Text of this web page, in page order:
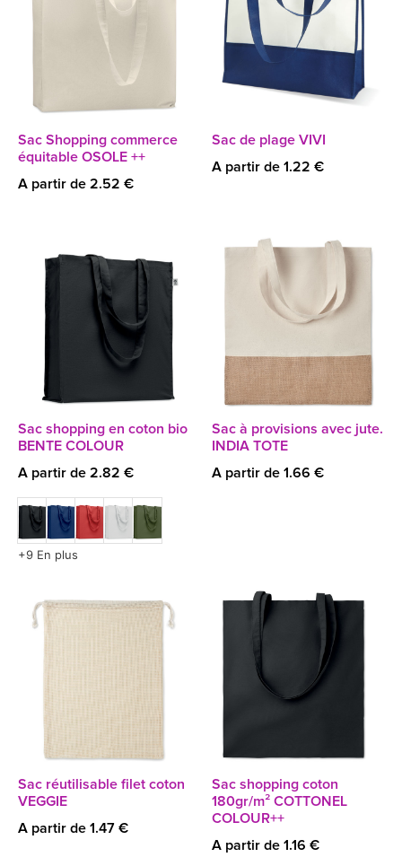
Sac Shopping commerce
équitable OSOLE ++
A partir de 2.52 €
Sac de plage VIVI
A partir de 1.22 €
Sac shopping en coton bio
BENTE COLOUR
A partir de 2.82 €
+9 En plus
Sac à provisions avec jute.
INDIA TOTE
A partir de 1.66 €
Sac réutilisable filet coton
VEGGIE
A partir de 1.47 €
Sac shopping coton
180gr/m² COTTONEL
COLOUR++
A partir de 1.16 €